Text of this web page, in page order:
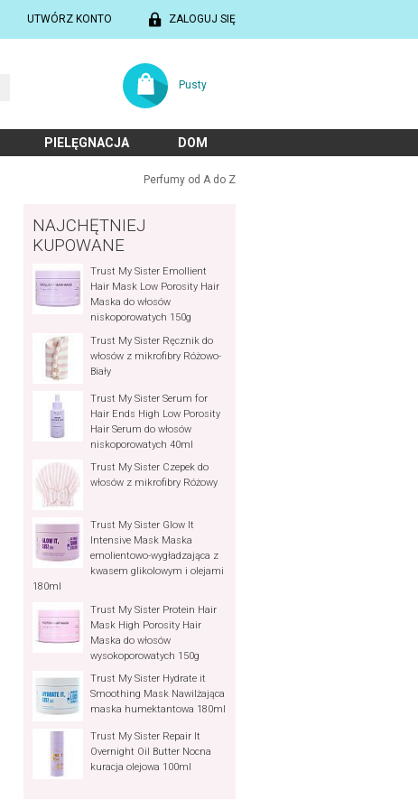
UTWÓRZ KONTO ZALOGUJ SIĘ
Pusty
PIELĘGNACJA DOM
Perfumy od A do Z
NAJCHĘTNIEJ
KUPOWANE
Trust My Sister Emollient
Hair Mask Low Porosity Hair
Maska do włosów
niskoporowatych 150g
Trust My Sister Ręcznik do
włosów z mikrofibry Różowo-
Biały
Trust My Sister Serum for
Hair Ends High Low Porosity
Hair Serum do włosów
niskoporowatych 40ml
Trust My Sister Czepek do
włosów z mikrofibry Różowy
Trust My Sister Glow It
Intensive Mask Maska
emolientowo-wygładzająca z
kwasem glikolowym i olejami
180ml
Trust My Sister Protein Hair
Mask High Porosity Hair
Maska do włosów
wysokoporowatych 150g
Trust My Sister Hydrate it
Smoothing Mask Nawilżająca
maska humektantowa 180ml
Trust My Sister Repair It
Overnight Oil Butter Nocna
kuracja olejowa 100ml